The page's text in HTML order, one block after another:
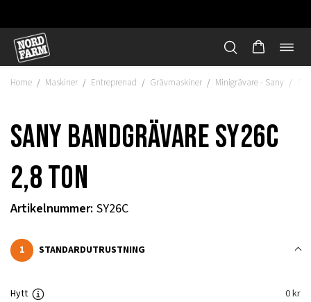
Hoppa
innehåll
Home / Maskiner / Entreprenad / Grävmaskiner / Minigrävare - Sany /
Sany bandgrävare SY26C
2,8 ton
Artikelnummer: SY26C
1 STANDARDUTRUSTNING
Hytt 0kr